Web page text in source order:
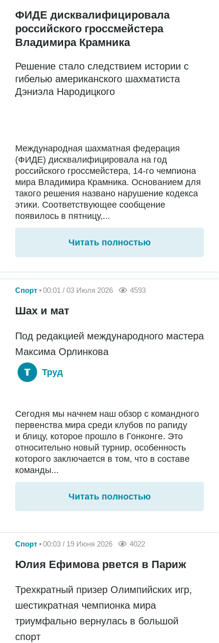
ФИДЕ дисквалифицировала
российского гроссмейстера
Владимира Крамника
Решение стало следствием истории с
гибелью американского шахматиста
Дэниэла Народицкого
Международная шахматная федерация
(ФИДЕ) дисквалифицировала на год
российского гроссмейстера, 14-го чемпиона
мира Владимира Крамника. Основанием для
такого решения названо нарушение кодекса
этики. Соответствующее сообщение
появилось в пятницу,...
Читать полностью
Спорт 00:01 / 03 Июля 2026 4593
Шах и мат
Под редакцией международного мастера
Максима Орлинкова
Труд
Сегодня мы начнем наш обзор с командного
первенства мира среди клубов по рапиду
и блицу, которое прошло в Гонконге. Это
относительно новый турнир, особенность
которого заключается в том, что в составе
команды...
Читать полностью
Спорт 00:03 / 19 Июня 2026 4022
Юлия Ефимова рвется в Париж
Трехкратный призер Олимпийских игр,
шестикратная чемпионка мира
триумфально вернулась в большой
спорт